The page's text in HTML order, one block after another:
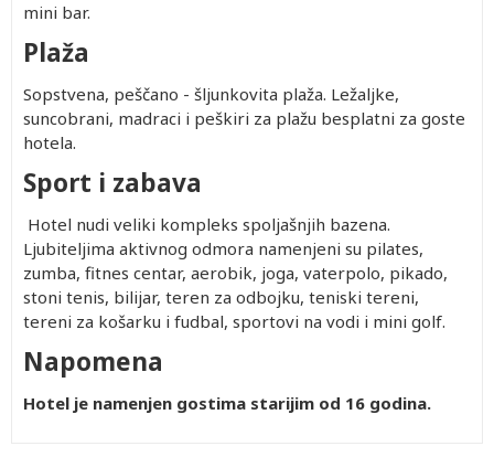
mini bar.
Plaža
Sopstvena, peščano - šljunkovita plaža. Ležaljke,
suncobrani, madraci i peškiri za plažu besplatni za goste
hotela.
Sport i zabava
Hotel nudi veliki kompleks spoljašnjih bazena.
Ljubiteljima aktivnog odmora namenjeni su pilates,
zumba, fitnes centar, aerobik, joga, vaterpolo, pikado,
stoni tenis, bilijar, teren za odbojku, teniski tereni,
tereni za košarku i fudbal, sportovi na vodi i mini golf.
Napomena
Hotel je namenjen gostima starijim od 16 godina.